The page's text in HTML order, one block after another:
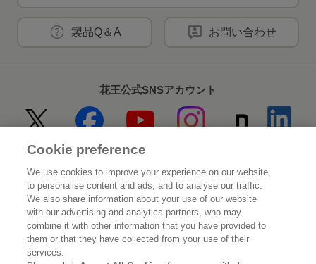
製品Q＆A お問い合わせ
花王公式SNSアカウント
Home 花王について
サステナビリティ イノベーション
ブランド 投資家情報
ニュースルーム 採用情報
Cookie preference
We use cookies to improve your experience on our website,
to personalise content and ads, and to analyse our traffic.
We also share information about your use of our website
with our advertising and analytics partners, who may
combine it with other information that you have provided to
them or that they have collected from your use of their
services.